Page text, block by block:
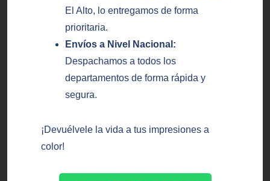
El Alto, lo entregamos de forma
prioritaria.
Envíos a Nivel Nacional:
Despachamos a todos los
departamentos de forma rápida y
segura.
¡Devuélvele la vida a tus impresiones a
color!